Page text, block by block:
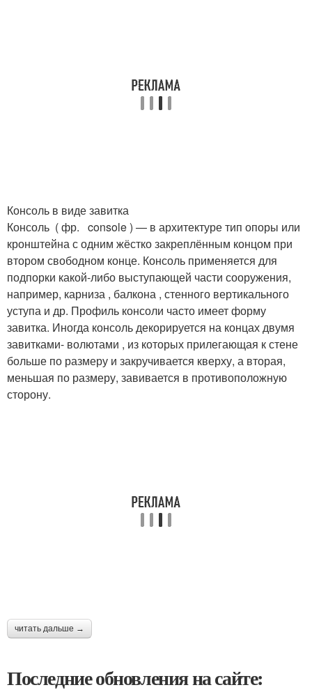
Консоль в виде завитка
Консоль ( фр. console ) — в архитектуре тип опоры или
кронштейна с одним жёстко закреплённым концом при
втором свободном конце. Консоль применяется для
подпорки какой-либо выступающей части сооружения,
например, карниза , балкона , стенного вертикального
уступа и др. Профиль консоли часто имеет форму
завитка. Иногда консоль декорируется на концах двумя
завитками- волютами , из которых прилегающая к стене
больше по размеру и закручивается кверху, а вторая,
меньшая по размеру, завивается в противоположную
сторону.
читать дальше →
Последние обновления на сайте: